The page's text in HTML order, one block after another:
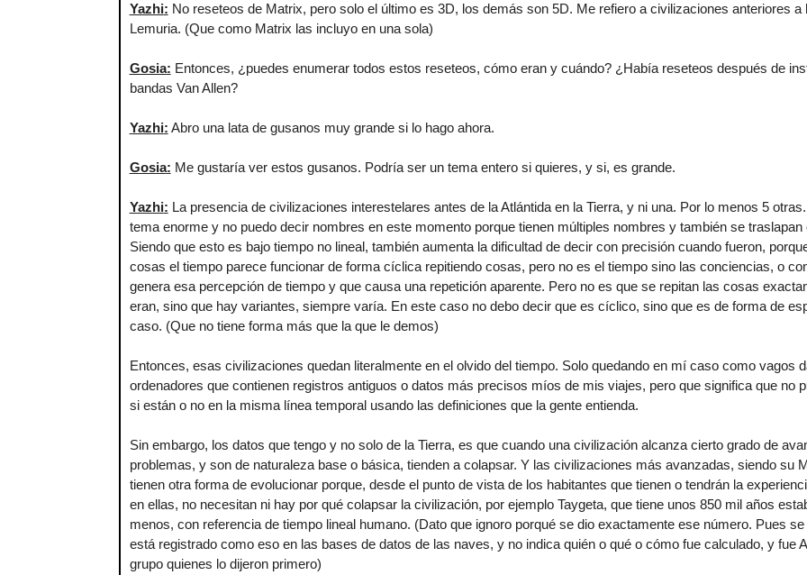
Yazhi: No reseteos de Matrix, pero solo el último es 3D, los demás son 5D. Me refiero a civilizaciones anteriores a
Lemuria. (Que como Matrix las incluyo en una sola)
Gosia: Entonces, ¿puedes enumerar todos estos reseteos, cómo eran y cuándo? ¿Había reseteos después de
bandas Van Allen?
Yazhi: Abro una lata de gusanos muy grande si lo hago ahora.
Gosia: Me gustaría ver estos gusanos. Podría ser un tema entero si quieres, y si, es grande.
Yazhi: La presencia de civilizaciones interestelares antes de la Atlántida en la Tierra, y ni una. Por lo menos 5
tema enorme y no puedo decir nombres en este momento porque tienen múltiples nombres y también se traslapan
Siendo que esto es bajo tiempo no lineal, también aumenta la dificultad de decir con precisión cuando fueron,
cosas el tiempo parece funcionar de forma cíclica repitiendo cosas, pero no es el tiempo sino las conciencias, o
genera esa percepción de tiempo y que causa una repetición aparente. Pero no es que se repitan las cosas
eran, sino que hay variantes, siempre varía. En este caso no debo decir que es cíclico, sino que es de forma de
caso. (Que no tiene forma más que la que le demos)
Entonces, esas civilizaciones quedan literalmente en el olvido del tiempo. Solo quedando en mí caso como vagos
ordenadores que contienen registros antiguos o datos más precisos míos de mis viajes, pero que significa que no
si están o no en la misma línea temporal usando las definiciones que la gente entienda.
Sin embargo, los datos que tengo y no solo de la Tierra, es que cuando una civilización alcanza cierto grado de
problemas, y son de naturaleza base o básica, tienden a colapsar. Y las civilizaciones más avanzadas, siendo su
tienen otra forma de evolucionar porque, desde el punto de vista de los habitantes que tienen o tendrán la
en ellas, no necesitan ni hay por qué colapsar la civilización, por ejemplo Taygeta, que tiene unos 850 mil años
menos, con referencia de tiempo lineal humano. (Dato que ignoro porqué se dio exactamente ese número. Pues
está registrado como eso en las bases de datos de las naves, y no indica quién o qué o cómo fue calculado, y fue
grupo quienes lo dijeron primero)